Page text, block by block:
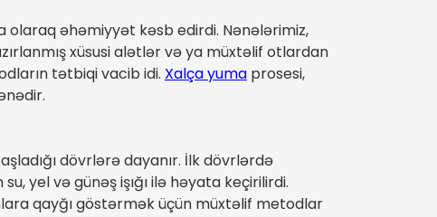
olaraq əhəmiyyət kəsb edirdi. Nənələrimiz,
xüsusi alətlər və ya müxtəlif otlardan
tətbiqi vacib idi. Xalça yuma prosesi,
dövrlərə dayanır. İlk dövrlərdə
yel və günəş işığı ilə həyata keçirilirdi.
qayğı göstərmək üçün müxtəlif metodlar